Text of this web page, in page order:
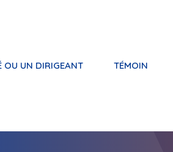
OU UN DIRIGEANT TÉMOIN